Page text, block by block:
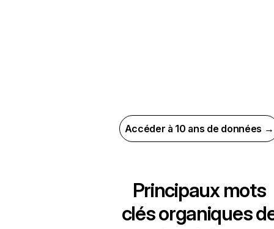
Accéder à 10 ans de données →
Principaux mots
clés organiques